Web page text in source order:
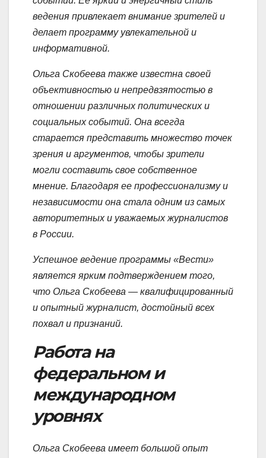
ведения привлекает внимание зрителей и
делает программу увлекательной и
информативной.
Ольга Скобеева также известна своей
объективностью и непредвзятостью в
отношении различных политических и
социальных событий. Она всегда
старается представить множество точек
зрения и аргументов, чтобы зрители
могли составить свое собственное
мнение. Благодаря ее профессионализму и
независимости она стала одним из самых
авторитетных и уважаемых журналистов
в России.
Успешное ведение программы «Вести»
является ярким подтверждением того,
что Ольга Скобеева — квалифицированный
и опытный журналист, достойный всех
похвал и признаний.
Работа на
федеральном и
международном
уровнях
Ольга Скобеева имеет большой опыт